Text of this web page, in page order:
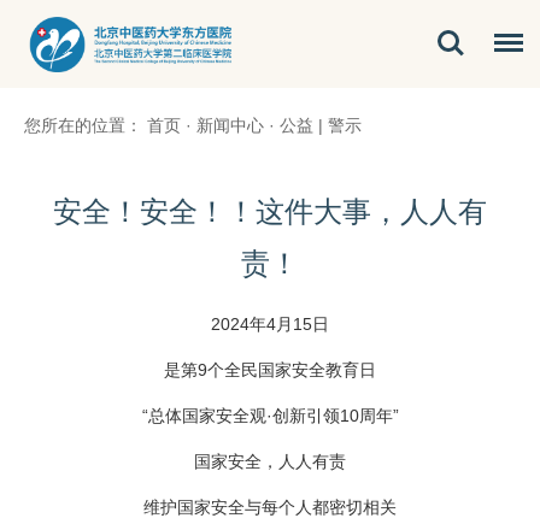
您所在的位置： 首页 · 新闻中心 · 公益 | 警示
安全！安全！！这件大事，人人有
责！
2024年4月15日
是第9个全民国家安全教育日
“总体国家安全观·创新引领10周年”
国家安全，人人有责
维护国家安全与每个人都密切相关